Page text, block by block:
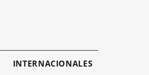
INTERNACIONALES